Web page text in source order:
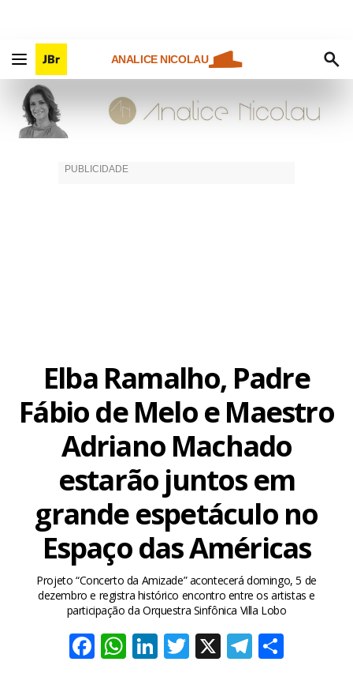
ANALICE NICOLAU
Elba Ramalho, Padre
Fábio de Melo e Maestro
Adriano Machado
estarão juntos em
grande espetáculo no
Espaço das Américas
Projeto “Concerto da Amizade” acontecerá domingo, 5 de
dezembro e registra histórico encontro entre os artistas e
participação da Orquestra Sinfônica Villa Lobo
Facebook
WhatsApp
LinkedIn
Twitter
X